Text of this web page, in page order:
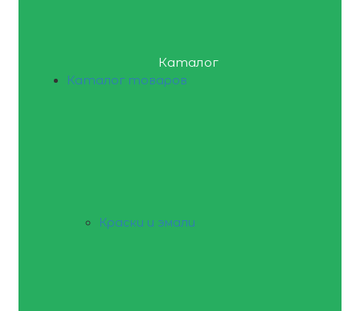
Каталог
Каталог товаров
Краски и эмали